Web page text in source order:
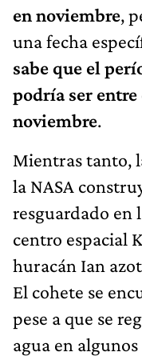
en noviembre,
una fecha
sabe que el
podría ser entre
noviembre.
Mientras tanto,
la NASA
resguardado en
centro espacial
huracán Ian
El cohete se
pese a que se
agua en